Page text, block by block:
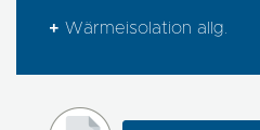
+ Wärmeisolation allg.